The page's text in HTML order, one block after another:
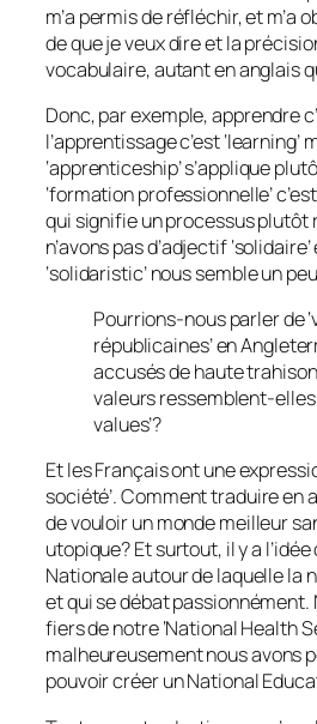
m’a permis de réfléchir, et m’a
de que je veux dire et la
vocabulaire, autant en anglais
Donc, par exemple, apprendre
l’apprentissage c’est ‘learning’
‘apprenticeship’ s’applique
‘formation professionnelle’
qui signifie un processus plutôt
n’avons pas d’adjectif
‘solidaristic’ nous semble un
Pourrions-nous parler de
républicaines’ en
accusés de haute
valeurs ressemblent-elles
values’?
Et les Français ont une
société’. Comment traduire en
de vouloir un monde meilleur
utopique? Et surtout, il y a l’idée
Nationale autour de laquelle la
et qui se débat passionnément.
fiers de notre ‘National Health
malheureusement nous avons
pouvoir créer un National